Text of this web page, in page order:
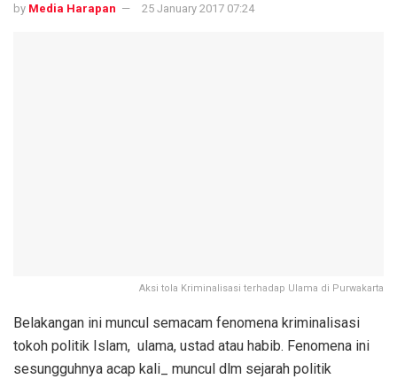
by Media Harapan 25 January 2017 07:24
Aksi tola Kriminalisasi terhadap Ulama di Purwakarta
Belakangan ini muncul semacam fenomena kriminalisasi
tokoh politik Islam, ulama, ustad atau habib. Fenomena ini
sesungguhnya acap kali_ muncul dlm sejarah politik